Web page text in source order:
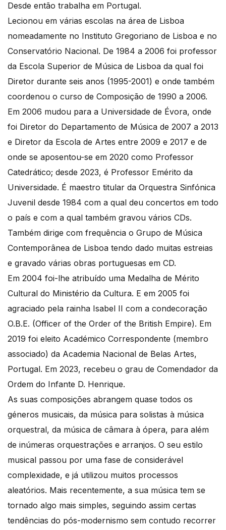
Desde então trabalha em Portugal.
Lecionou em várias escolas na área de Lisboa
nomeadamente no Instituto Gregoriano de Lisboa e no
Conservatório Nacional. De 1984 a 2006 foi professor
da Escola Superior de Música de Lisboa da qual foi
Diretor durante seis anos (1995-2001) e onde também
coordenou o curso de Composição de 1990 a 2006.
Em 2006 mudou para a Universidade de Évora, onde
foi Diretor do Departamento de Música de 2007 a 2013
e Diretor da Escola de Artes entre 2009 e 2017 e de
onde se aposentou-se em 2020 como Professor
Catedrático; desde 2023, é Professor Emérito da
Universidade. É maestro titular da Orquestra Sinfónica
Juvenil desde 1984 com a qual deu concertos em todo
o país e com a qual também gravou vários CDs.
Também dirige com frequência o Grupo de Música
Contemporânea de Lisboa tendo dado muitas estreias
e gravado várias obras portuguesas em CD.
Em 2004 foi-lhe atribuído uma Medalha de Mérito
Cultural do Ministério da Cultura. E em 2005 foi
agraciado pela rainha Isabel II com a condecoração
O.B.E. (Officer of the Order of the British Empire). Em
2019 foi eleito Académico Correspondente (membro
associado) da Academia Nacional de Belas Artes,
Portugal. Em 2023, recebeu o grau de Comendador da
Ordem do Infante D. Henrique.
As suas composições abrangem quase todos os
géneros musicais, da música para solistas à música
orquestral, da música de câmara à ópera, para além
de inúmeras orquestrações e arranjos. O seu estilo
musical passou por uma fase de considerável
complexidade, e já utilizou muitos processos
aleatórios. Mais recentemente, a sua música tem se
tornado algo mais simples, seguindo assim certas
tendências do pós-modernismo sem contudo recorrer